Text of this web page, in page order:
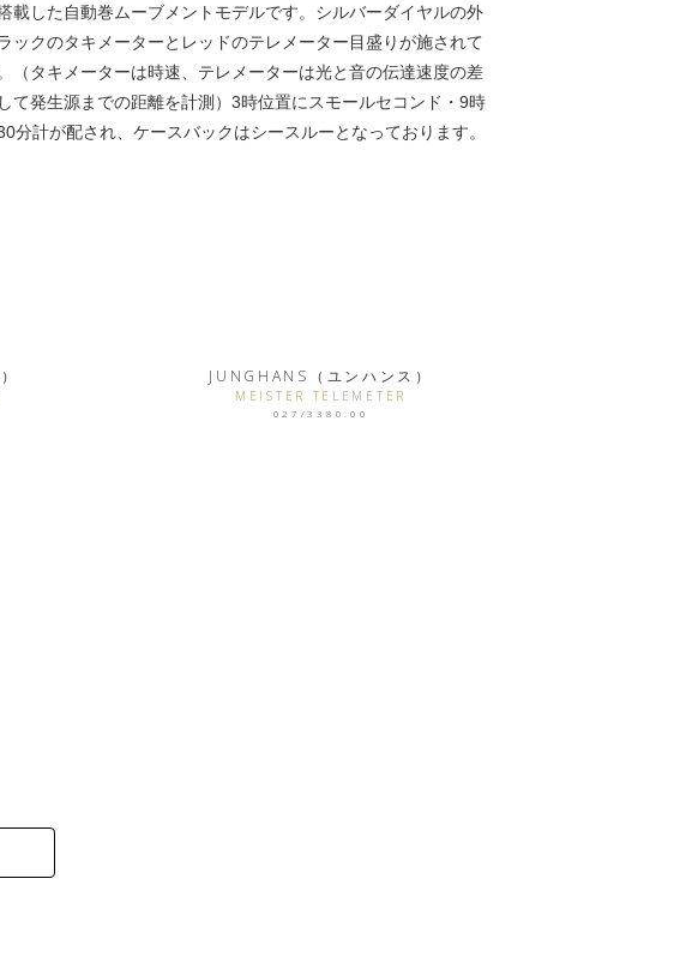
載した自動巻ムーブメントモデルです。シルバーダイヤルの外
ックのタキメーターとレッドのテレメーター目盛りが施されて
（タキメーターは時速、テレメーターは光と音の伝達速度の差
て発生源までの距離を計測）3時位置にスモールセコンド・9時
分計が配され、ケースバックはシースルーとなっております。
JUNGHANS（ユンハンス）
MEISTER TELEMETER
027/3380.00